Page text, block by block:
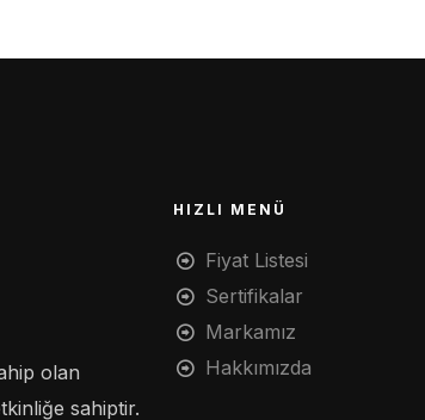
olan
sahiptir.
HIZLI MENÜ
Fiyat Listesi
Sertifikalar
Markamız
Hakkımızda